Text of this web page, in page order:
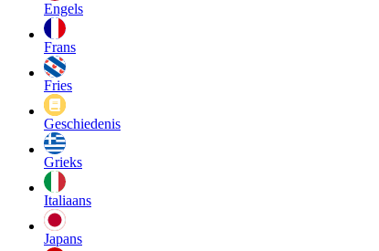
Engels
Frans
Fries
Geschiedenis
Grieks
Italiaans
Japans